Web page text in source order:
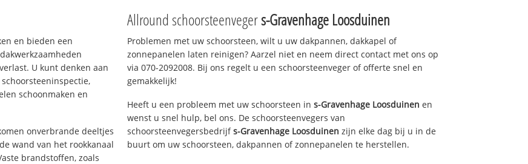
en bieden een
U kunt denken aan
schoonmaken en
onverbrande deeltjes
wand van het rookkanaal
brandstoffen, zoals
Allround schoorsteenvegers-Gravenhage Loosduinen
Problemen met uw schoorsteen, wilt u uw dakpannen, dakkapel of
zonnepanelen laten reinigen? Aarzel niet en neem direct contact met ons op
via 070-2092008. Bij ons regelt u een schoorsteenveger of offerte snel en
gemakkelijk!
Heeft u een probleem met uw schoorsteen in s-Gravenhage Loosduinen en
wenst u snel hulp, bel ons. De schoorsteenvegers van
schoorsteenvegersbedrijfs-Gravenhage Loosduinen zijn elke dag bij u in de
buurt om uw schoorsteen, dakpannen of zonnepanelen te herstellen.